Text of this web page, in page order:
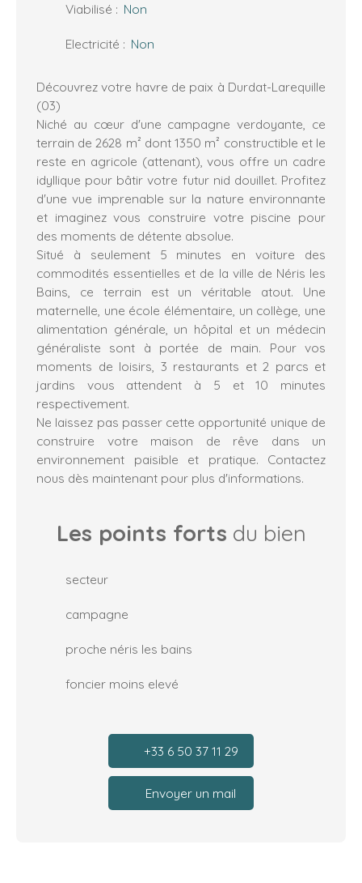
Viabilisé : Non
Electricité : Non
Découvrez votre havre de paix à Durdat-Larequille
(03)
Niché au cœur d'une campagne verdoyante, ce
terrain de 2628 m² dont 1350 m² constructible et le
reste en agricole (attenant), vous offre un cadre
idyllique pour bâtir votre futur nid douillet. Profitez
d'une vue imprenable sur la nature environnante
et imaginez vous construire votre piscine pour
des moments de détente absolue.
Situé à seulement 5 minutes en voiture des
commodités essentielles et de la ville de Néris les
Bains, ce terrain est un véritable atout. Une
maternelle, une école élémentaire, un collège, une
alimentation générale, un hôpital et un médecin
généraliste sont à portée de main. Pour vos
moments de loisirs, 3 restaurants et 2 parcs et
jardins vous attendent à 5 et 10 minutes
respectivement.
Ne laissez pas passer cette opportunité unique de
construire votre maison de rêve dans un
environnement paisible et pratique. Contactez
nous dès maintenant pour plus d'informations.
Les points forts du bien
secteur
campagne
proche néris les bains
foncier moins elevé
+33 6 50 37 11 29
Envoyer un mail